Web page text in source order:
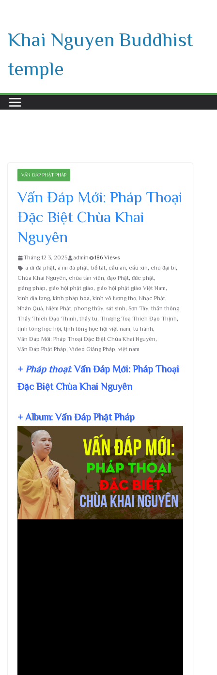
content
Khai Nguyen Buddhist
temple
VẤN ĐÁP PHẬT PHÁP
Vấn Đáp Mới: Pháp Thoại
Đặc Biệt Chùa Khai
Nguyên
Tháng 12 3, 2025 admin
186 Views
a di đà phật, a mi đà phật, bồ tát, cầu an, cầu xin, chú đại bi,
Chùa Khai Nguyên, chùa tản viên, đạo Phật, đức phật,
giảng pháp, giáo hội phật giáo, giáo hội phật giáo Việt Nam,
kinh địa tạng, kinh pháp hoa, kinh vô lượng thọ, Nhạc Phật,
Nhân Quả, Niệm Phật, phong thủy, sát sinh, Sơn Tây, thần thông,
Thầy Thích Đạo Thịnh, thầy tu, Thượng Toạ Thích Đạo Thịnh,
tịnh tông học hội, tịnh tông học hội việt nam, tu hành,
Vấn Đáp Mới: Pháp Thoại Đặc Biệt Chùa Khai Nguyên,
Vấn Đáp Phật Pháp, Video Giảng Pháp, việt nam
+ Pháp thoại: Vấn Đáp Mới: Pháp Thoại
Đặc Biệt Chùa Khai Nguyên
+ Album: Vấn Đáp Phật Pháp